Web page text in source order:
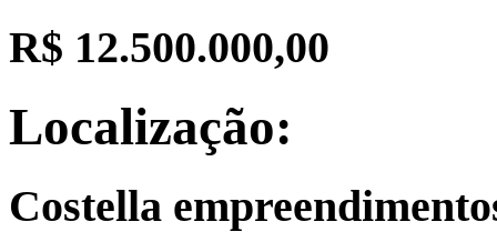
R$ 12.500.000,00
Localização:
Costella